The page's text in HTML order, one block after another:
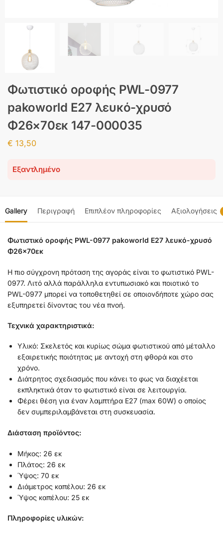
Φωτιστικό οροφής PWL-0977
pakoworld Ε27 λευκό-χρυσό
Φ26×70εκ 147-000035
€ 13,50
Εξαντλημένο
Gallery Περιγραφή Επιπλέον πληροφορίες Αξιολογήσεις
Φωτιστικό οροφής PWL-0977 pakoworld Ε27 λευκό-χρυσό
Φ26×70εκ
Η πιο σύγχρονη πρόταση της αγοράς είναι το φωτιστικό PWL-
0977. Λιτό αλλά παράλληλα εντυπωσιακό και ποιοτικό το
PWL-0977 μπορεί να τοποθετηθεί σε οποιονδήποτε χώρο σας
εξυπηρετεί δίνοντας του νέα πνοή.
Τεχνικά χαρακτηριστικά:
Υλικό: Σκελετός και κυρίως σώμα φωτιστικού από μέταλλο
εξαιρετικής ποιότητας με αντοχή στη φθορά και στο
χρόνο.
Διάτρητος σχεδιασμός που κάνει το φως να διαχέεται
εκπληκτικά όταν το φωτιστικό είναι σε λειτουργία.
Φέρει θέση για έναν λαμπτήρα Ε27 (max 60W) ο οποίος
δεν συμπεριλαμβάνεται στη συσκευασία.
Διάσταση προϊόντος:
Μήκος: 26 εκ
Πλάτος: 26 εκ
Ύψος: 70 εκ
Διάμετρος καπέλου: 26 εκ
Ύψος καπέλου: 25 εκ
Πληροφορίες υλικών: